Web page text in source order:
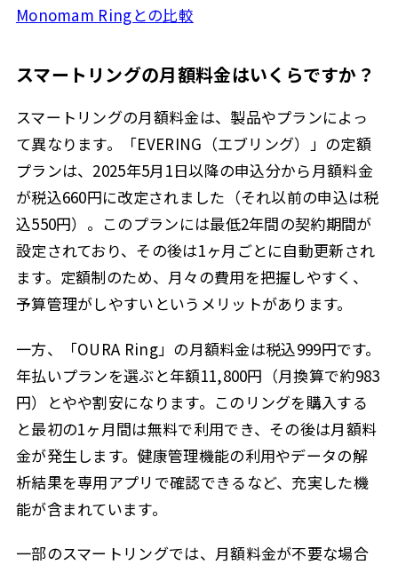
Monomam Ringとの比較
スマートリングの月額料金はいくらですか？
スマートリングの月額料金は、製品やプランによっ
て異なります。「EVERING（エブリング）」の定額
プランは、2025年5月1日以降の申込分から月額料金
が税込660円に改定されました（それ以前の申込は税
込550円）。このプランには最低2年間の契約期間が
設定されており、その後は1ヶ月ごとに自動更新され
ます。定額制のため、月々の費用を把握しやすく、
予算管理がしやすいというメリットがあります。
一方、「OURA Ring」の月額料金は税込999円です。
年払いプランを選ぶと年額11,800円（月換算で約983
円）とやや割安になります。このリングを購入する
と最初の1ヶ月間は無料で利用でき、その後は月額料
金が発生します。健康管理機能の利用やデータの解
析結果を専用アプリで確認できるなど、充実した機
能が含まれています。
一部のスマートリングでは、月額料金が不要な場合